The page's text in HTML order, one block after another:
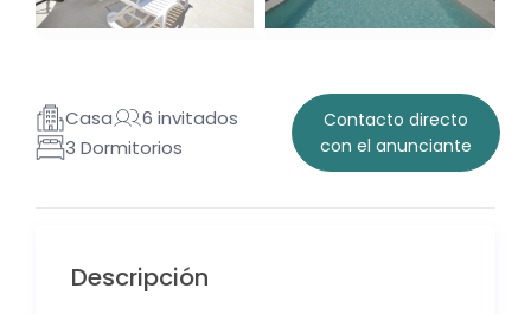
Casa
6 invitados
3 Dormitorios
Contacto directo
con el anunciante
Descripción